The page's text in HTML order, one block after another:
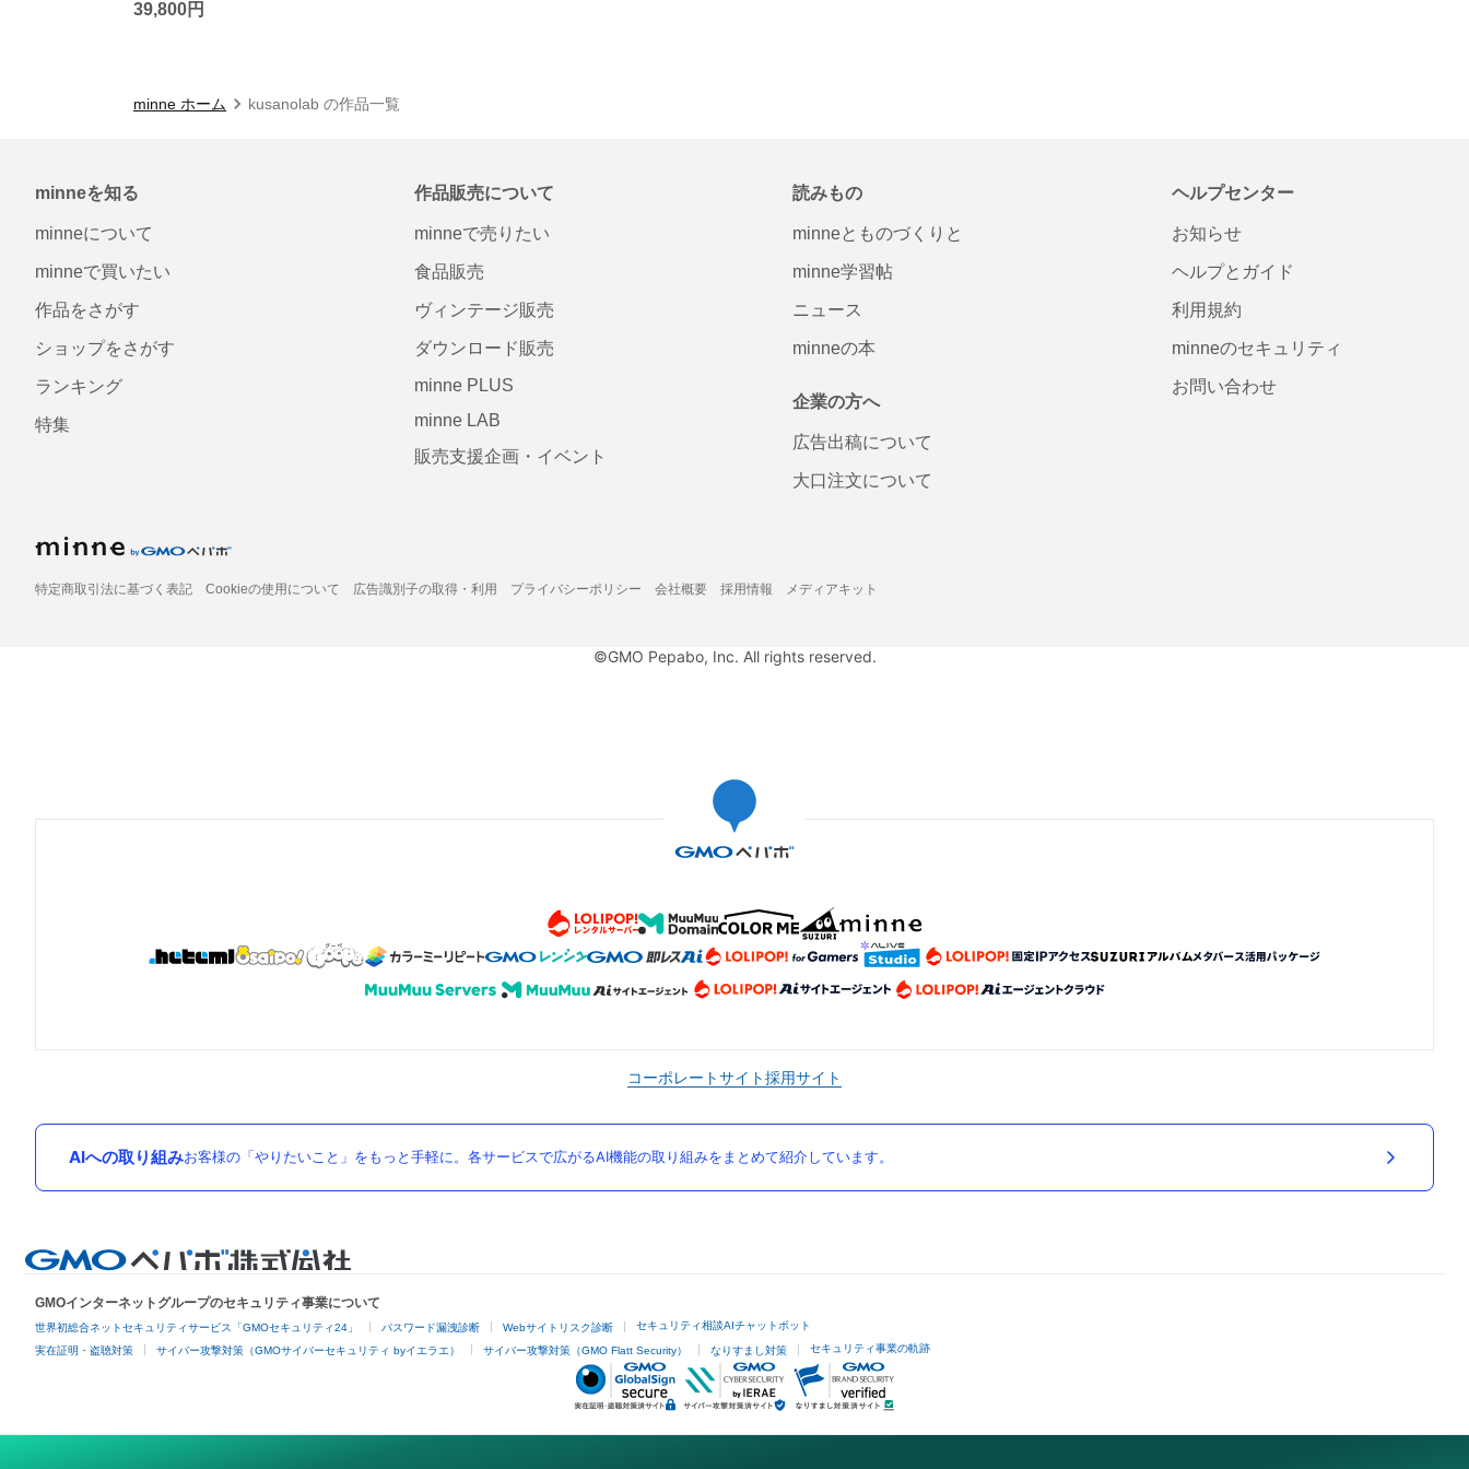
39,800円
minne ホーム kusanolab の作品一覧
minneを知る
minneについて
minneで買いたい
作品をさがす
ショップをさがす
ランキング
特集
作品販売について
minneで売りたい
食品販売
ヴィンテージ販売
ダウンロード販売
minne PLUS
minne LAB
販売支援企画・イベント
読みもの
minneとものづくりと
minne学習帖
ニュース
minneの本
企業の方へ
広告出稿について
大口注文について
ヘルプセンター
お知らせ
ヘルプとガイド
利用規約
minneのセキュリティ
お問い合わせ
特定商取引法に基づく表記 Cookieの使用について 広告識別子の取得・利用 プライバシーポリシー 会社概要 採用情報 メディアキット
©GMO Pepabo, Inc. All rights reserved.
コーポレートサイト採用サイト
AIへの取り組みお客様の「やりたいこと」をもっと手軽に。各サービスで広がるAI機能の取り組みをまとめて紹介しています。
GMOインターネットグループのセキュリティ事業について
世界初総合ネットセキュリティサービス「GMOセキュリティ24」 パスワード漏洩診断 Webサイトリスク診断 セキュリティ相談AIチャットボット
実在証明・盗聴対策 サイバー攻撃対策（GMOサイバーセキュリティ byイエラエ） サイバー攻撃対策（GMO Flatt Security） なりすまし対策 セキュリティ事業の軌跡